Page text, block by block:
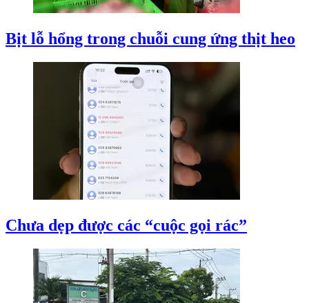
Bịt lỗ hổng trong chuỗi cung ứng thịt heo
Chưa dẹp được các “cuộc gọi rác”